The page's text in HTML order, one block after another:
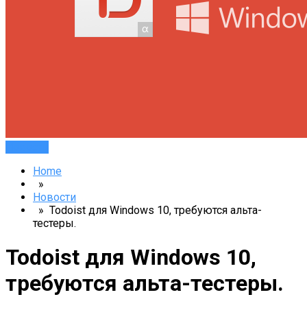
Home
»
Новости
» Todoist для Windows 10, требуются альта-
тестеры.
Todoist для Windows 10,
требуются альта-тестеры.